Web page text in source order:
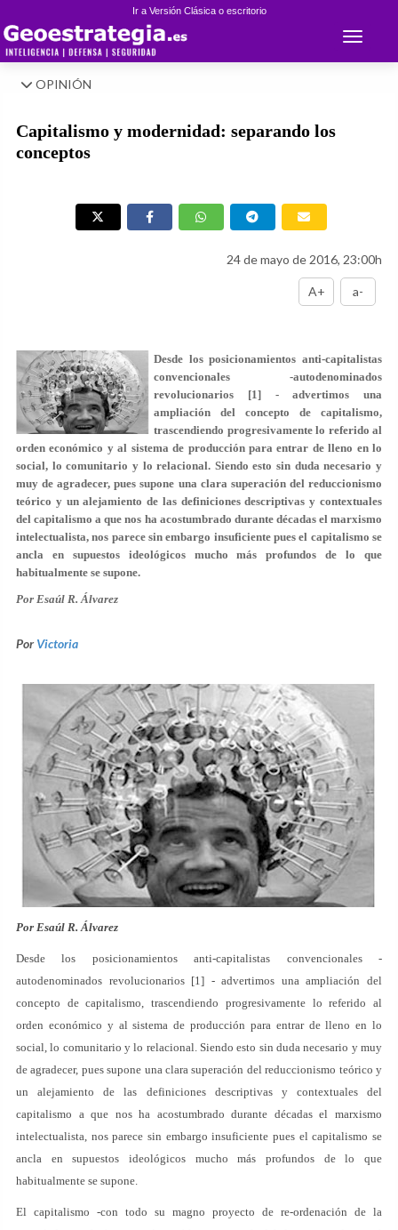
Ir a Versión Clásica o escritorio
Toggle
OPINIÓN
Capitalismo y modernidad: separando los
conceptos
24 de mayo de 2016, 23:00h
A+ a-
Desde los posicionamientos anti-capitalistas
convencionales -autodenominados
revolucionarios [1] - advertimos una
ampliación del concepto de capitalismo,
trascendiendo progresivamente lo referido al
orden económico y al sistema de producción para entrar de lleno en lo
social, lo comunitario y lo relacional. Siendo esto sin duda necesario y
muy de agradecer, pues supone una clara superación del reduccionismo
teórico y un alejamiento de las definiciones descriptivas y contextuales
del capitalismo a que nos ha acostumbrado durante décadas el marxismo
intelectualista, nos parece sin embargo insuficiente pues el capitalismo se
ancla en supuestos ideológicos mucho más profundos de lo que
habitualmente se supone.
Por Esaúl R. Álvarez
PorVictoria
Por Esaúl R. Álvarez
Desde los posicionamientos anti-capitalistas convencionales -
autodenominados revolucionarios [1] - advertimos una ampliación del
concepto de capitalismo, trascendiendo progresivamente lo referido al
orden económico y al sistema de producción para entrar de lleno en lo
social, lo comunitario y lo relacional. Siendo esto sin duda necesario y muy
de agradecer, pues supone una clara superación del reduccionismo teórico y
un alejamiento de las definiciones descriptivas y contextuales del
capitalismo a que nos ha acostumbrado durante décadas el marxismo
intelectualista, nos parece sin embargo insuficiente pues el capitalismo se
ancla en supuestos ideológicos mucho más profundos de lo que
habitualmente se supone.
El capitalismo -con todo su magno proyecto de re-ordenación de la